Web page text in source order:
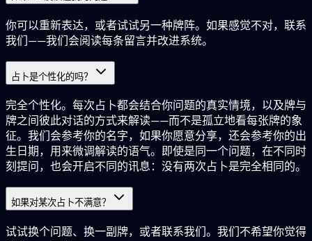
你可以重新表达，或者试试另一种牌阵。如果感觉不对，联系
我们——我们会阅读每条留言并改进系统。
占卜是个性化的吗？
完全个性化。每次占卜都会结合你问题的真实情境，以及牌与
牌之间彼此对话的方式来解读——而不是孤立地看每张牌的象
征。我们会参考你的名字，如果你愿意分享，还会参考你的出
生日期，用来微调解读的语气。即使是同一个问题，在不同时
刻提问，也会开启不同的讯息：没有两次占卜是完全相同的。
如果对某次占卜不满意？
试试换个问题、换一副牌，或者联系我们。我们不希望你觉得